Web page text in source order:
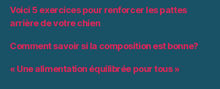
Voici 5 exercices pour renforcer les pattes
arrière de votre chien
Comment savoir si la composition est bonne?
« Une alimentation équilibrée pour tous »